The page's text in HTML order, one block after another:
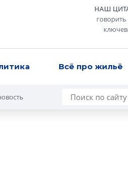
НАШ
Всё про жильё